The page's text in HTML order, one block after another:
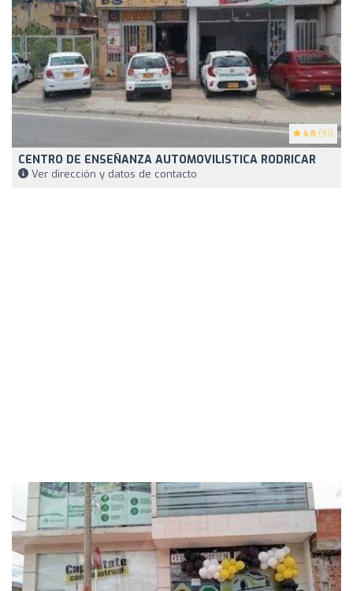
4.8 (91)
CENTRO DE ENSEÑANZA AUTOMOVILISTICA RODRICAR
Ver dirección y datos de contacto